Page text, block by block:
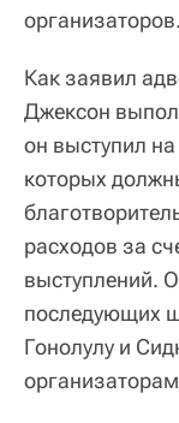
организаторов.
Как заявил
Джексон
он выступил
которых
расходов за
выступлений.
последующих
Гонолулу и